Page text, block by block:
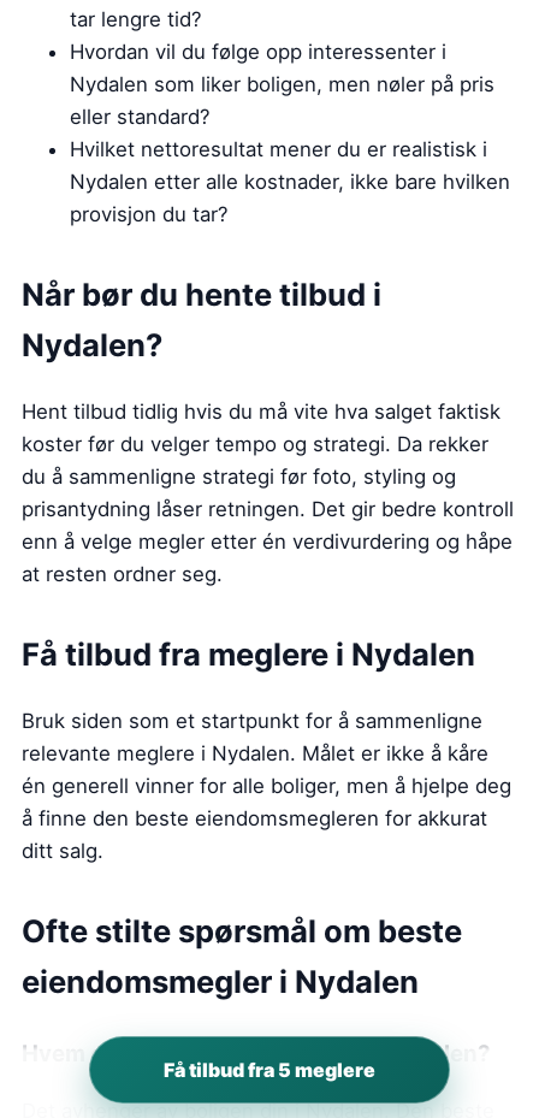
tar lengre tid?
Hvordan vil du følge opp interessenter i
Nydalen som liker boligen, men nøler på pris
eller standard?
Hvilket nettoresultat mener du er realistisk i
Nydalen etter alle kostnader, ikke bare hvilken
provisjon du tar?
Når bør du hente tilbud i
Nydalen?
Hent tilbud tidlig hvis du må vite hva salget faktisk
koster før du velger tempo og strategi. Da rekker
du å sammenligne strategi før foto, styling og
prisantydning låser retningen. Det gir bedre kontroll
enn å velge megler etter én verdivurdering og håpe
at resten ordner seg.
Få tilbud fra meglere i Nydalen
Bruk siden som et startpunkt for å sammenligne
relevante meglere i Nydalen. Målet er ikke å kåre
én generell vinner for alle boliger, men å hjelpe deg
å finne den beste eiendomsmegleren for akkurat
ditt salg.
Ofte stilte spørsmål om beste
eiendomsmegler i Nydalen
Hvem er beste eiendomsmegler i Nydalen ?
Det avhenger av boligen din i Nydalen. Den beste
Få tilbud fra 5 meglere